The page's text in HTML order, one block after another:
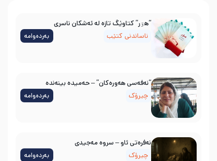
“هۊر” کتاوێگ تازە لە ئەشکان ناسری
ناساندنی کتێب
بەردەوامە
“نەفەسی هەورەکان” – حەمیدە بینەندە
چیرۆک
بەردەوامە
نه‌فره‌تی ئاو – سروه‌ مه‌جیدی
چیرۆک
بەردەوامە